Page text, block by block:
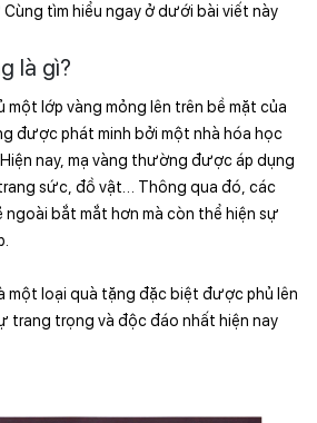
tìm hiểu ngay ở dưới bài viết này
là gì?
một lớp vàng mỏng lên trên bề mặt của
được phát minh bởi một nhà hóa học
nay, mạ vàng thường được áp dụng
sức, đồ vật… Thông qua đó, các
ngoài bắt mắt hơn mà còn thể hiện sự
một loại quà tặng đặc biệt được phủ lên
trang trọng và độc đáo nhất hiện nay